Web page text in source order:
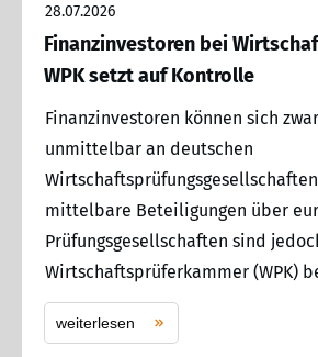
28.07.2026
Finanzinvestoren bei
WPK setzt auf Kontrolle
Finanzinvestoren können sich
unmittelbar an deutschen
mittelbare Beteiligungen über
Prüfungsgesellschaften sind
Wirtschaftsprüferkammer (WPK)
weiterlesen